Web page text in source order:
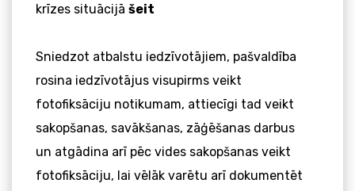
krīzes situācijā šeit
Sniedzot atbalstu iedzīvotājiem, pašvaldība
rosina iedzīvotājus visupirms veikt
fotofiksāciju notikumam, attiecīgi tad veikt
sakopšanas, savākšanas, zāģēšanas darbus
un atgādina arī pēc vides sakopšanas veikt
fotofiksāciju, lai vēlāk varētu arī dokumentēt